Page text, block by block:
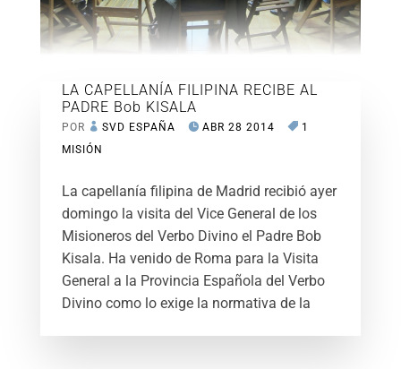
LA CAPELLANÍA FILIPINA RECIBE AL
PADRE Bob KISALA
POR SVD ESPAÑA ABR 28 2014
1
MISIÓN
La capellanía filipina de Madrid recibió ayer
domingo la visita del Vice General de los
Misioneros del Verbo Divino el Padre Bob
Kisala. Ha venido de Roma para la Visita
General a la Provincia Española del Verbo
Divino como lo exige la normativa de la